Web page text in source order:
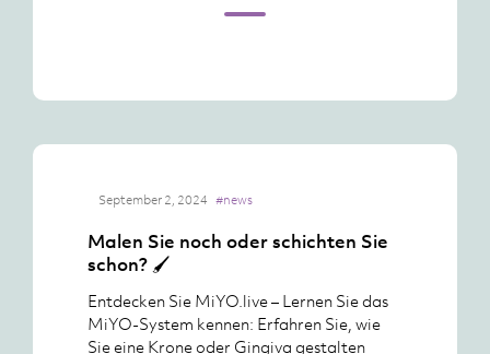
September 2, 2024 #news
Malen Sie noch oder schichten Sie
schon? 🖌️
Entdecken Sie MiYO.live – Lernen Sie das
MiYO-System kennen: Erfahren Sie, wie
Sie eine Krone oder Gingiva gestalten